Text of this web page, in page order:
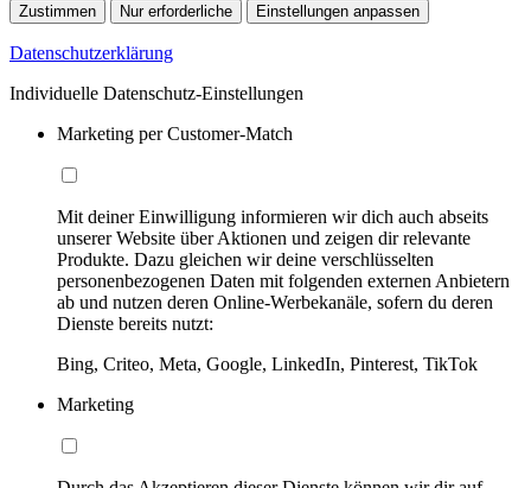
Zustimmen Nur erforderliche Einstellungen anpassen
Datenschutzerklärung
Individuelle Datenschutz-Einstellungen
Marketing per Customer-Match
Mit deiner Einwilligung informieren wir dich auch abseits
unserer Website über Aktionen und zeigen dir relevante
Produkte. Dazu gleichen wir deine verschlüsselten
personenbezogenen Daten mit folgenden externen Anbietern
ab und nutzen deren Online-Werbekanäle, sofern du deren
Dienste bereits nutzt:
Bing, Criteo, Meta, Google, LinkedIn, Pinterest, TikTok
Marketing